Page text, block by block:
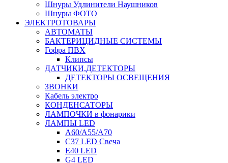
Шнуры Удлинители Наушников
Шнуры ФОТО
ЭЛЕКТРОТОВАРЫ
АВТОМАТЫ
БАКТЕРИЦИДНЫЕ СИСТЕМЫ
Гофра ПВХ
Клипсы
ДАТЧИКИ,ДЕТЕКТОРЫ
ДЕТЕКТОРЫ ОСВЕЩЕНИЯ
ЗВОНКИ
Кабель электро
КОНДЕНСАТОРЫ
ЛАМПОЧКИ в фонарики
ЛАМПЫ LED
A60/A55/A70
C37 LED Свеча
E40 LED
G4 LED